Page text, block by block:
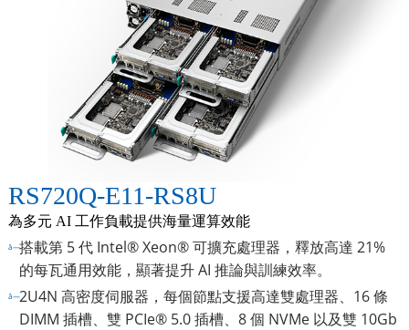
RS720Q-E11-RS8U
為多元 AI 工作負載提供海量運算效能
搭載第 5 代 Intel® Xeon® 可擴充處理器，釋放高達 21%
的每瓦通用效能，顯著提升 AI 推論與訓練效率。
2U4N 高密度伺服器，每個節點支援高達雙處理器、16 條
DIMM 插槽、雙 PCIe® 5.0 插槽、8 個 NVMe 以及雙 10Gb